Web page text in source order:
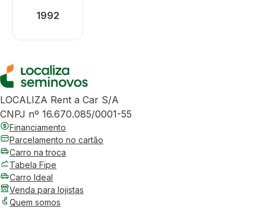
1992
LOCALIZA Rent a Car S/A
CNPJ nº 16.670.085/0001-55
Financiamento
Parcelamento no cartão
Carro na troca
Tabela Fipe
Carro Ideal
Venda para lojistas
Quem somos